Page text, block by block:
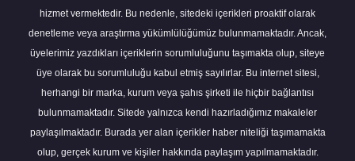
hizmet vermektedir. Bu nedenle, sitedeki içerikleri proaktif olarak
denetleme veya araştırma yükümlülüğümüz bulunmamaktadır. Ancak,
üyelerimiz yazdıkları içeriklerin sorumluluğunu taşımakta olup, siteye
üye olarak bu sorumluluğu kabul etmiş sayılırlar. Bu internet sitesi,
herhangi bir marka, kurum veya şahıs şirketi ile hiçbir bağlantısı
bulunmamaktadır. Sitede yalnızca kendi hazırladığımız makaleler
paylaşılmaktadır. Burada yer alan içerikler haber niteliği taşımamakta
olup, gerçek kurum ve kişiler hakkında paylaşım yapılmamaktadır.